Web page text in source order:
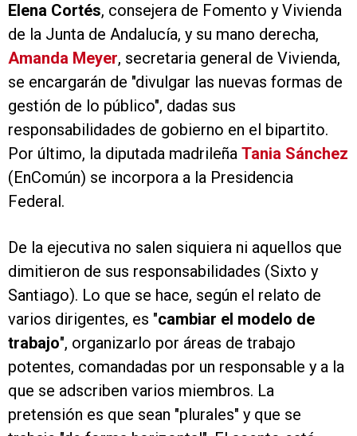
Elena Cortés, consejera de Fomento y Vivienda
de la Junta de Andalucía, y su mano derecha,
Amanda Meyer, secretaria general de Vivienda,
se encargarán de "divulgar las nuevas formas de
gestión de lo público", dadas sus
responsabilidades de gobierno en el bipartito.
Por último, la diputada madrileña Tania Sánchez
(EnComún) se incorpora a la Presidencia
Federal.
De la ejecutiva no salen siquiera ni aquellos que
dimitieron de sus responsabilidades (Sixto y
Santiago). Lo que se hace, según el relato de
varios dirigentes, es "cambiar el modelo de
trabajo", organizarlo por áreas de trabajo
potentes, comandadas por un responsable y a la
que se adscriben varios miembros. La
pretensión es que sean "plurales" y que se